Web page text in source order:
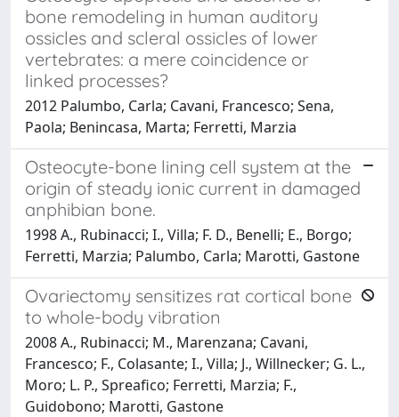
bone remodeling in human auditory
ossicles and scleral ossicles of lower
vertebrates: a mere coincidence or
linked processes?
2012 Palumbo, Carla; Cavani, Francesco; Sena,
Paola; Benincasa, Marta; Ferretti, Marzia
Osteocyte-bone lining cell system at the
origin of steady ionic current in damaged
anphibian bone.
1998 A., Rubinacci; I., Villa; F. D., Benelli; E., Borgo;
Ferretti, Marzia; Palumbo, Carla; Marotti, Gastone
Ovariectomy sensitizes rat cortical bone
to whole-body vibration
2008 A., Rubinacci; M., Marenzana; Cavani,
Francesco; F., Colasante; I., Villa; J., Willnecker; G. L.,
Moro; L. P., Spreafico; Ferretti, Marzia; F.,
Guidobono; Marotti, Gastone